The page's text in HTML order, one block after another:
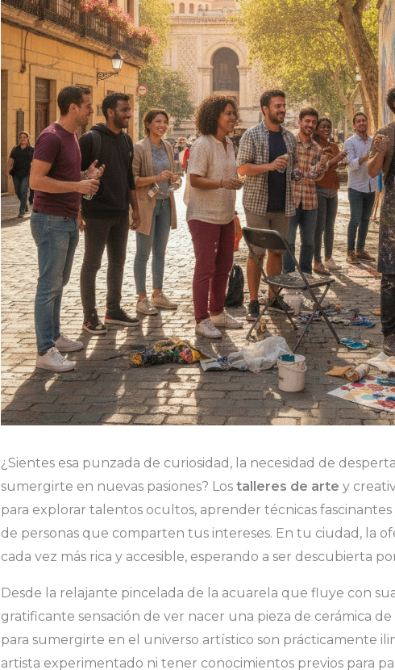
¿Sientes esa punzada de curiosidad, la necesidad de
sumergirte en nuevas pasiones? Los talleres de arte y
para explorar talentos ocultos, aprender técnicas
de personas que comparten tus intereses. En tu ciudad, la
cada vez más rica y accesible, esperando a ser descubierta
Desde la relajante pincelada de la acuarela que fluye con
gratificante sensación de ver nacer una pieza de cerámica
para sumergirte en el universo artístico son prácticamente
artista experimentado ni tener conocimientos previos para